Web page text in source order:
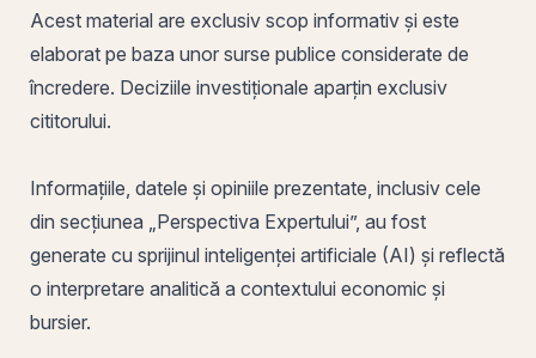
Acest material are exclusiv scop informativ și este
elaborat pe baza unor surse publice considerate de
încredere. Deciziile investiționale aparțin exclusiv
cititorului.
Informațiile, datele și opiniile prezentate, inclusiv cele
din secțiunea „Perspectiva Expertului”, au fost
generate cu sprijinul inteligenței artificiale (AI) și reflectă
o interpretare analitică a contextului economic și
bursier.